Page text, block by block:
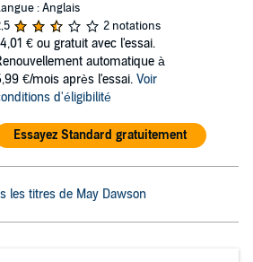
: Anglais
2 notations
€ ou gratuit avec l'essai.
automatique à
€/mois après l'essai. Voir
d'éligibilité
Essayez Standard gratuitement
les titres de May Dawson